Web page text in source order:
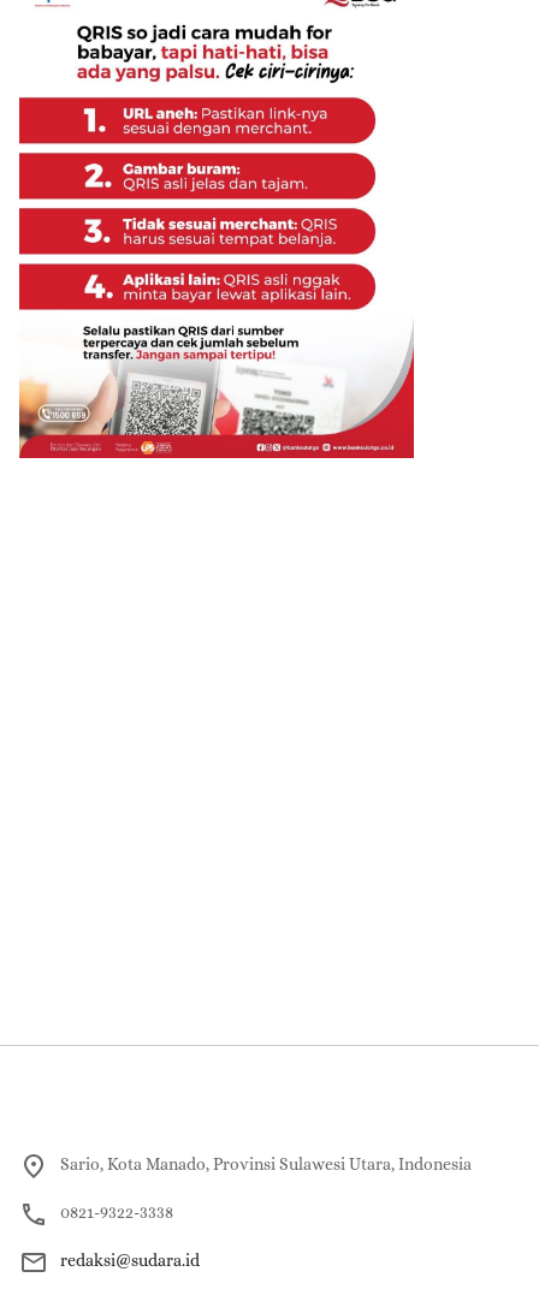
Sario, Kota Manado, Provinsi Sulawesi Utara, Indonesia
0821-9322-3338
redaksi@sudara.id